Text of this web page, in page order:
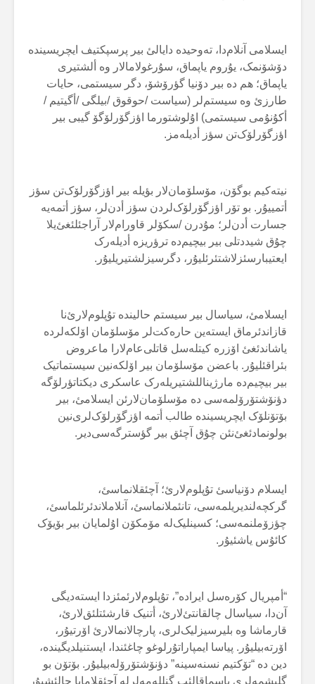
ایسلامی آنلام‌دا، تەوحیدە دایالئ بیر پرسپکتیف ایچریسیندە
دۆشۆنمک، یۇروم یاپماق، سۇرغولامالار وە ألشتیری
یاپماق؛ هم دە بیر دۆنیا گؤرۆشۆ، دگر سیستمی، حایات
طارزئ وە سیستم‌لر (سیاست /حوقوق /بیلگی /أگیتیم /
أکۇنۇمی سیستمی) اۇلوشتورما اؤزگۆرلۆگۆ گیبی بیر
اؤزگۆرلۆک‌تن سؤز أدیلەمز.
نیتەکیم بوگۆن، مۆسلۆمان‌لار بؤیلە بیر اؤزگۆرلۆک‌تن سؤز
أتمییۇر. بو تۆر اؤزگۆرلۆک‌لردن سؤز أدن‌لر، سؤز أتمەیە
جسارت أدن‌لر؛ مۇدرن /سکۆلر قاورام‌لار آراجئلئغئ‌یلا
چۇق شیددتلی بیر بیچیم‌دە ترؤریزە أدیلەرک
ایعتیبارسئزلاشتئرئلیۇر، دگرسیزلشتیریلیۇر.
ایسلامئ، سیاسال بیر سیستم حالیندە تۇپلوم‌لارئ‌نا
قازاندئرماق ایستەین حارەکت‌لر مۆسلۆمان اۆلکەلردە
یاشاندئغئ اۆزرە کیتلەسل قاتلی‌عام‌لارا ماعروض
بئراقئلیۇر. باعضن مۆسلۆمان بیر اۆلکەنین سیستماتیک
بیر بیچیم‌دە مارژیناللشتیریلەرک عاسکری دیکتاتؤرلۆگە
دؤنۆشتۆرۆلمەسی دە مۆسلۆمان‌لارئن ایسلامئ، بیر
بۆتۆنلۆک ایچریسیندە طالب أتمە اؤزگۆرلۆک‌لری‌نین
بولونمادئغئ‌نئن چۇق آچئق بیر گؤسترگەسی‌دیر.
ایسلام دۆنیاسئ تۇپلوم‌لارئ؛ آچئقلانماسئ،
گرکچەلندیریلمەسی، تانئملانماسئ، آنلاملاندئرئلماسئ،
چؤزۆملنمەسی؛ کسینلیک‌لە مۆمکۆن اۇلمایان بیر بۆیۆک
کائۇس یاشئیۇر.
“أمپریال کۆرەسل ایرادە”، تۇپلوم‌لارئمئزدا ایستەدیگی
آن‌دا، سیاسال چالقانتئ‌لارئ، أتنیک قارشئتلئق‌لارئ،
قارماشا وە بلیرسیزلیک‌لری، پارچالانمالارئ اۆرتیۇر،
اۆرتەبیلیۇر. پیاسا ایمپاراتۇرلوغو چاغئندا، ایستنیلدیگیندە،
دین‌ دە “تۆکتیم نسنەسینە” دؤنۆشتۆرۆلەبیلیۇر. بۆتۆن بو
گلیشمەلری باسماقالئب گنللەمەلرلە آچئقلامایا چالئشیۇر